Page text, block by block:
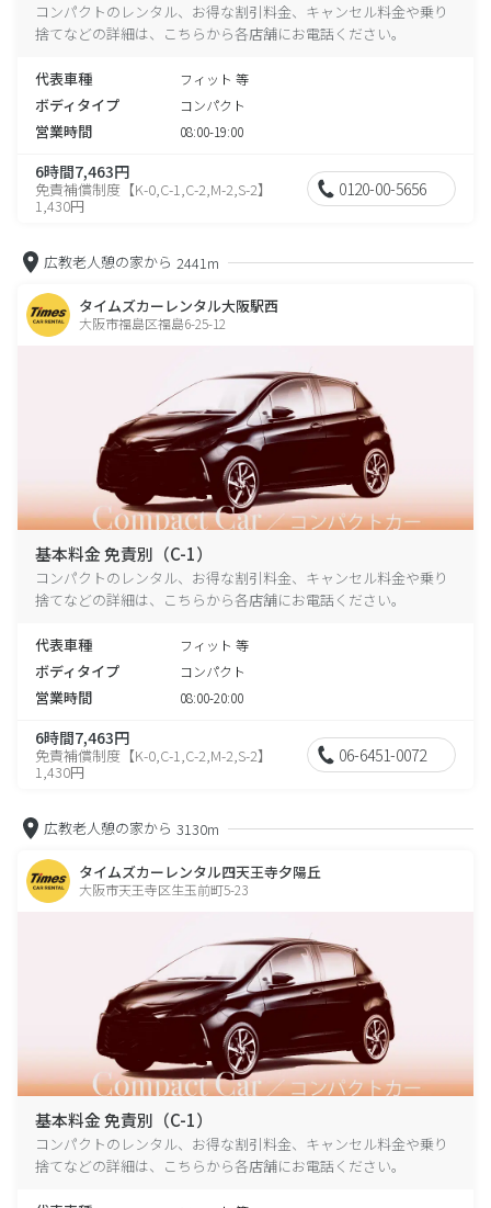
コンパクトのレンタル、お得な割引料金、キャンセル料金や乗り
捨てなどの詳細は、こちらから各店舗にお電話ください。
代表車種 フィット 等
ボディタイプ コンパクト
営業時間 08:00-19:00
6時間7,463円
免責補償制度【K-0,C-1,C-2,M-2,S-2】
1,430円
0120-00-5656
広教老人憩の家から 2441m
タイムズカーレンタル大阪駅西
大阪市福島区福島6-25-12
基本料金 免責別（C-1）
コンパクトのレンタル、お得な割引料金、キャンセル料金や乗り
捨てなどの詳細は、こちらから各店舗にお電話ください。
代表車種 フィット 等
ボディタイプ コンパクト
営業時間 08:00-20:00
6時間7,463円
免責補償制度【K-0,C-1,C-2,M-2,S-2】
1,430円
06-6451-0072
広教老人憩の家から 3130m
タイムズカーレンタル四天王寺夕陽丘
大阪市天王寺区生玉前町5-23
基本料金 免責別（C-1）
コンパクトのレンタル、お得な割引料金、キャンセル料金や乗り
捨てなどの詳細は、こちらから各店舗にお電話ください。